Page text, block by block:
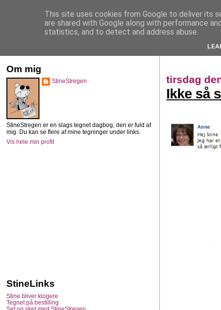
StineStregen
tirsdag
Ikke så
Om mig
StineStregen
StineStregen er en slags tegnet dagbog, den er fuld af
mig. Du kan se flere af mine tegninger under links.
Vis hele min profil
StineLinks
Stine bliver klogere
Tegnet på bestilling
Set og sket med StineStregen
This site uses cookies from Google to deliver its
are shared with Google along with performance
statistics, and to detect and address abuse.